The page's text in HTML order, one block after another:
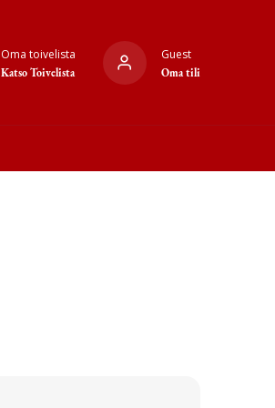
Oma toivelista
Katso Toivelista
Guest
Oma tili